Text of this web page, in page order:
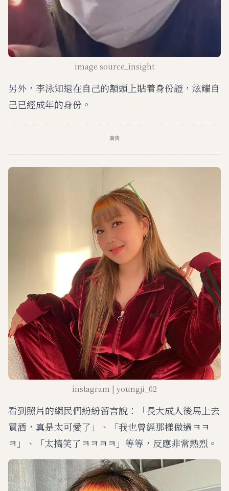
image source_insight
另外，李泳知還在自己的額頭上貼着身份證，炫耀自
己已經成年的身份。
廣告
instagram | youngji_02
看到照片的網民們紛紛留言說：「長大成人後馬上去
買酒，真是太可愛了」、「我也曾經那樣做過ㅋㅋ
ㅋ」、「太搞笑了ㅋㅋㅋㅋ」等等，反應非常熱烈。